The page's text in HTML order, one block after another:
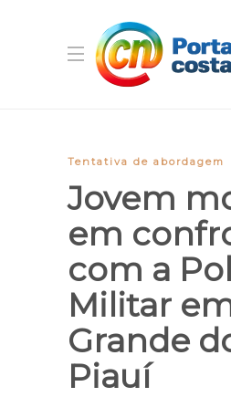
Tentativa de abordagem
Jovem
em
com a
Militar
Grande
Piauí